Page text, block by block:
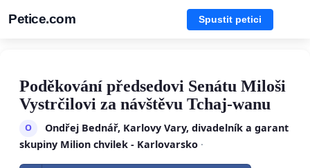
Petice.com Spustit petici
Poděkování předsedovi Senátu Miloši
Vystrčilovi za návštěvu Tchaj-wanu
O
Ondřej Bednář, Karlovy Vary, divadelník a garant
skupiny Milion chvilek - Karlovarsko ·